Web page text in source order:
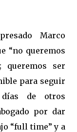
Marco
“no queremos
queremos ser
para seguir
de otros
por dar
“full time” y a